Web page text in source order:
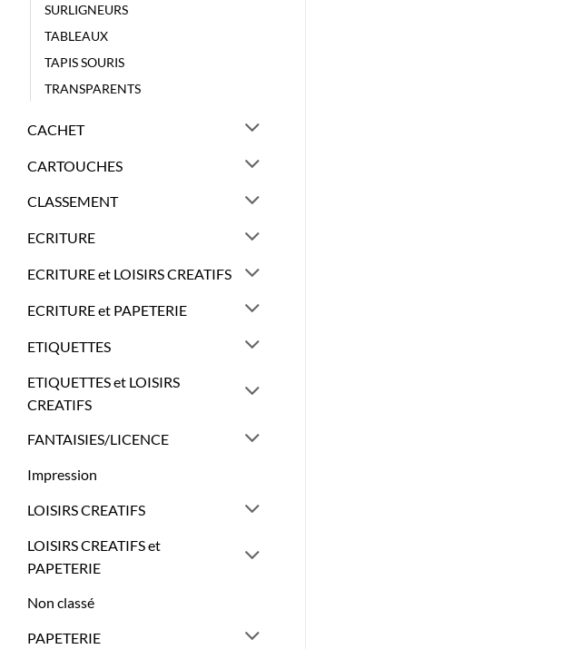
SURLIGNEURS
TABLEAUX
TAPIS SOURIS
TRANSPARENTS
CACHET
CARTOUCHES
CLASSEMENT
ECRITURE
ECRITURE et LOISIRS CREATIFS
ECRITURE et PAPETERIE
ETIQUETTES
ETIQUETTES et LOISIRS
CREATIFS
FANTAISIES/LICENCE
Impression
LOISIRS CREATIFS
LOISIRS CREATIFS et
PAPETERIE
Non classé
PAPETERIE